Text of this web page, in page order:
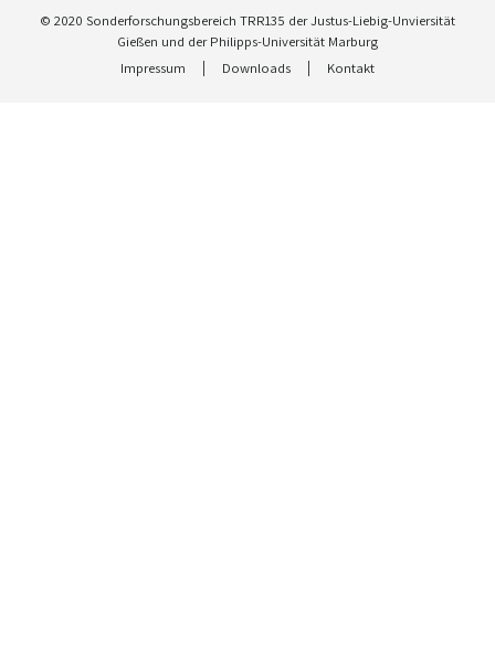
© 2020 Sonderforschungsbereich TRR135 der Justus-Liebig-Unviersität
Gießen und der Philipps-Universität Marburg
Impressum
Downloads Kontakt